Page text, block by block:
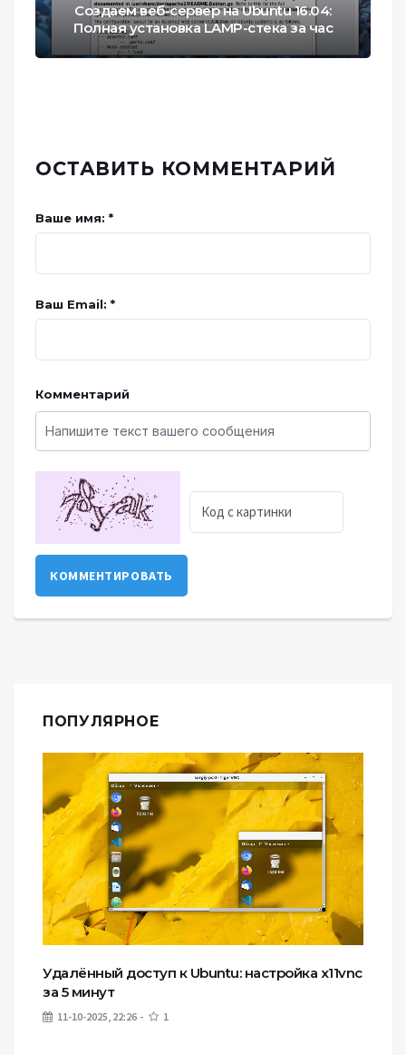
Создаем веб-сервер на Ubuntu 16.04:
Полная установка LAMP-стека за час
ОСТАВИТЬ КОММЕНТАРИЙ
Ваше имя: *
Ваш Email: *
Комментарий
КОММЕНТИРОВАТЬ
ПОПУЛЯРНОЕ
Удалённый доступ к Ubuntu: настройка x11vnc
за 5 минут
11-10-2025, 22:26 1